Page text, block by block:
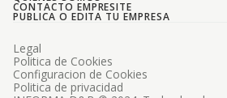
CONTACTO EMPRESITE
PUBLICA O EDITA TU EMPRESA
Legal
Politica de Cookies
Configuracion de Cookies
Politica de privacidad